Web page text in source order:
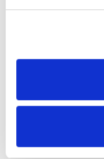
Intrebari frecvente